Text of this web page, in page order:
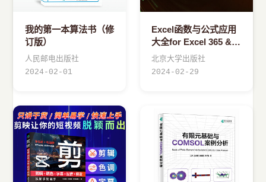
我的第一本算法书（修
订版）
人民邮电出版社
2024-02-01
Excel函数与公式应用
大全for Excel 365 &
Excel 2021
北京大学出版社
2024-02-29